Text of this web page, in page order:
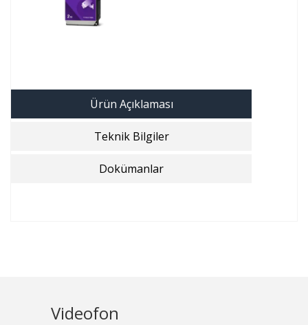
Ürün Açıklaması
Teknik Bilgiler
Dokümanlar
Videofon